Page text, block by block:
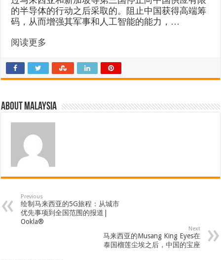
的半导体的行动之后采取的。阻止中国获得高端筹
码，从而增强其军事和人工智能的能力，…
阅读更多
About Malaysia
Previous
绘制马来西亚的5G旅程：从城市
优先事项到全国范围的报道|
Ookla®
Next
马来西亚的Musang King Eyes在
泰国榴莲尘埃之后，中国的宝座